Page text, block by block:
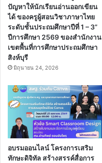
ปัญหาให้นักเรียนอ่านออกเขียน
ได้ ของครูผู้สอนวิชาภาษาไทย
ระดับชั้นประถมศึกษาปีที่ 1 – 3”
ปีการศึกษา 2569 ของสำนักงาน
เขตพื้นที่การศึกษาประถมศึกษา
สิงห์บุรี
มิถุนายน 24, 2026
อบรมออนไลน์ โครงการเสริม
ทักษะดิจิทัล สร้างสรรค์สื่อการ